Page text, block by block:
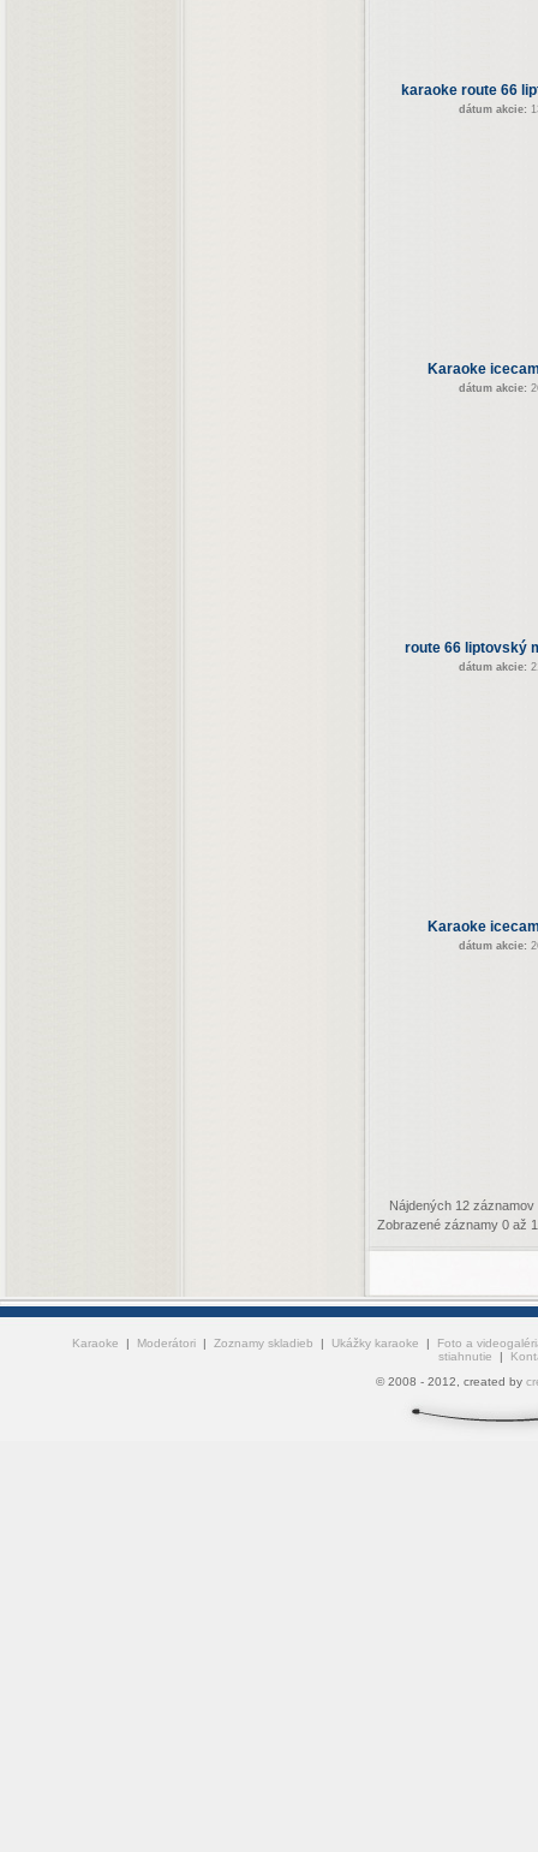
karaoke route 66
dátum akcie:
Karaoke
dátum akcie:
route 66 liptovský
dátum akcie:
Karaoke
dátum akcie:
Nájdených 12 záznamov
Zobrazené záznamy 0 až
Karaoke | Moderátori | Zoznamy skladieb | Ukážky karaoke | Foto a
stiahnutie |
© 2008 - 2012, created by